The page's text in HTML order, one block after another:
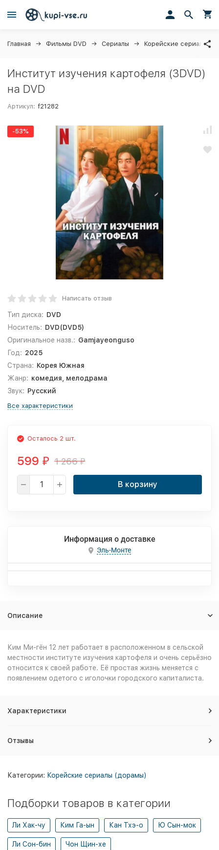
Главная Фильмы DVD Сериалы Корейские сериалы
Институт изучения картофеля (3DVD)
на DVD
Артикул: f21282
-53%
Написать отзыв
Тип диска: DVD
Носитель: DVD(DVD5)
Оригинальное назв.: Gamjayeonguso
Год: 2025
Страна: Корея Южная
Жанр: комедия, мелодрама
Звук: Русский
Все характеристики
Осталось 2 шт.
599 ₽ 1 266₽
В корзину
Информация о доставке
Эль-Монте
Описание
Ким Ми-гён 12 лет работает в расположенном в сельской
местности институте изучения картофеля и очень серьёзно
относится к своей работе. Её простая жизнь меняется с
появлением одетого с иголочки городского капиталиста.
Характеристики
Отзывы
Категории: Корейские сериалы (дорамы)
Подборки товаров в категории
Ли Хак-чу Ким Га-ын Кан Тхэ-о Ю Сын-мок
Ли Сон-бин Чон Щин-хе